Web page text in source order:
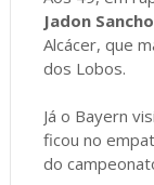
Jadon Sancho
Alcácer, que
dos Lobos.
Já o Bayern
ficou no
do